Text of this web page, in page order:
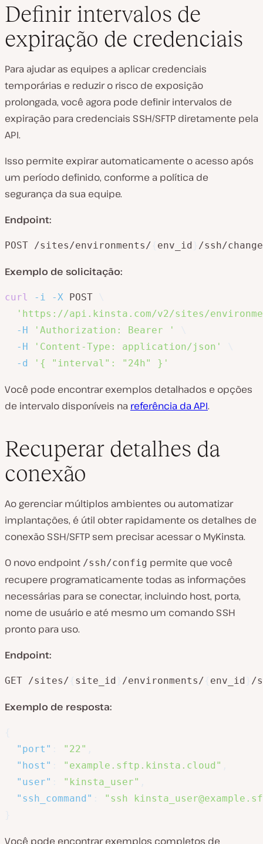
Definir intervalos de
expiração de credenciais
Para ajudar as equipes a aplicar credenciais
temporárias e reduzir o risco de exposição
prolongada, você agora pode definir intervalos de
expiração para credenciais SSH/SFTP diretamente pela
API.
Isso permite expirar automaticamente o acesso após
um período definido, conforme a política de
segurança da sua equipe.
Endpoint:
POST /sites/environments/ env_id /ssh/
Exemplo de solicitação:
curl -i -X POST
'https://api.kinsta.com/v2/sites/
-H
'Authorization: Bearer '
-H
'Content-Type: application/json'
-d
'{ "interval": "24h" }'
Você pode encontrar exemplos detalhados e opções
de intervalo disponíveis na referência da API.
Recuperar detalhes da
conexão
Ao gerenciar múltiplos ambientes ou automatizar
implantações, é útil obter rapidamente os detalhes de
conexão SSH/SFTP sem precisar acessar o MyKinsta.
O novo endpoint /ssh/config permite que você
recupere programaticamente todas as informações
necessárias para se conectar, incluindo host, porta,
nome de usuário e até mesmo um comando SSH
pronto para uso.
Endpoint:
GET /sites/ site_id /environments/ env_id /
Exemplo de resposta:
"port"
"22"
"host"
"example.sftp.kinsta.cloud"
"user"
"kinsta_user"
"ssh_command"
"ssh
Você pode encontrar exemplos completos de